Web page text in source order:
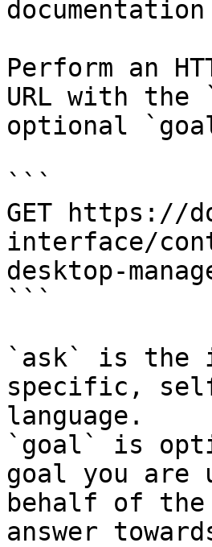
Perform an
URL with the
optional
```
GET https://
interface/
desktop-
```
`ask` is the
specific,
language.
`goal` is
goal you are
behalf of
answer